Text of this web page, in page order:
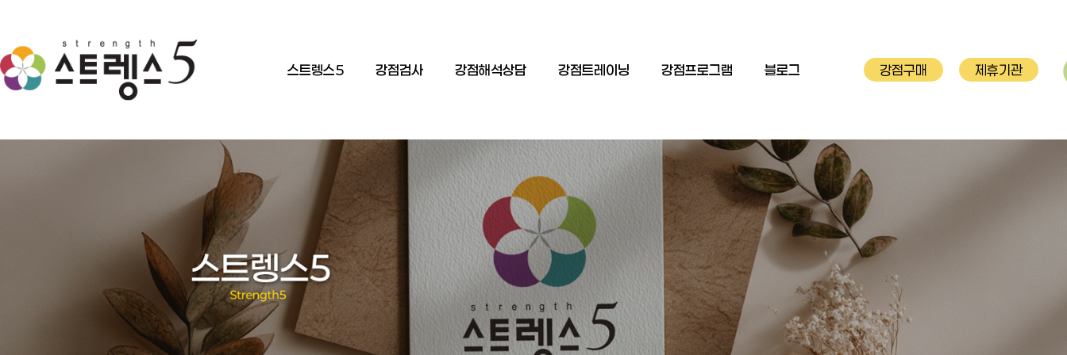
스트렝스5 강점검사 강점해석상담 강점트레이닝 강점프로그램 블로그 강점구매 제휴기관